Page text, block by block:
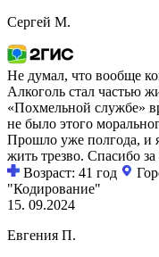
Сергей М.
Не думал, что вообще
Алкоголь стал частью
«Похмельной службе»
не было этого
Прошло уже полгода, и
жить трезво. Спасибо
Возраст: 41 год
"Кодирование"
15. 09.2024
Евгения П.